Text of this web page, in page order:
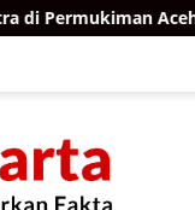
Aceh Timur,